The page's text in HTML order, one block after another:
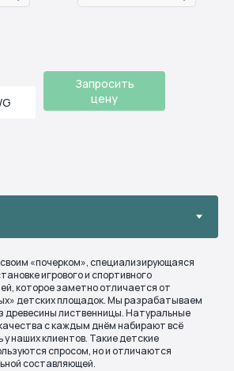
Запросить
цену
«почерком», специализирующаяся
игрового и спортивного
которое заметно отличается от
детских площадок. Мы разрабатываем
древесины лиственницы. Натуральные
с каждым днём набирают всё
наших клиентов. Такие детские
спросом, но и отличаются
составляющей.